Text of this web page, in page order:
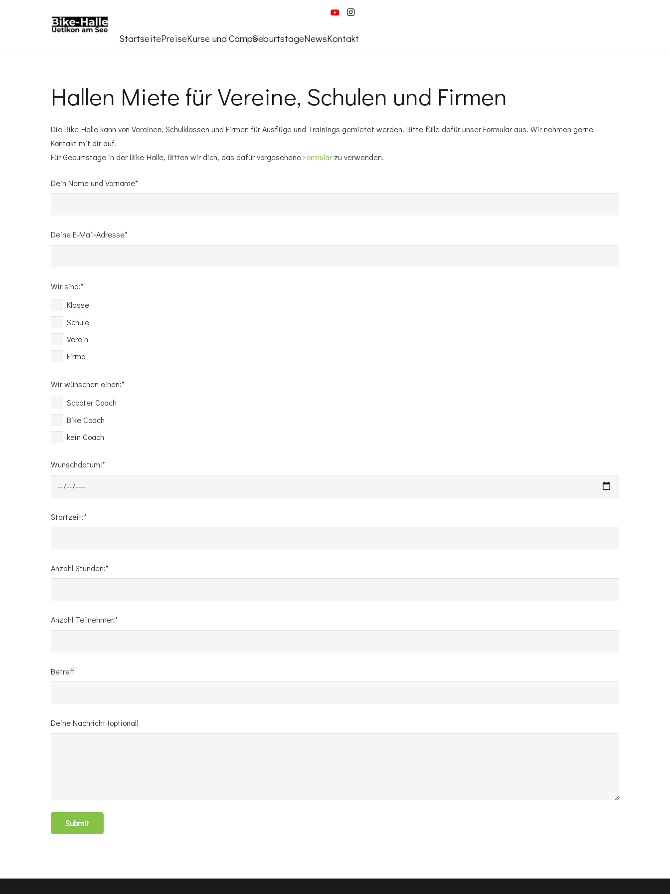
StartseitePreiseKurse und CampsGeburtstageNewsKontakt
Hallen Miete für Vereine, Schulen und Firmen
Die Bike-Halle kann von Vereinen, Schulklassen und Firmen für Ausflüge und Trainings gemietet werden. Bitte fülle dafür unser Formular aus. Wir nehmen gerne
Kontakt mit dir auf.
Für Geburtstage in der Bike-Halle, Bitten wir dich, das dafür vorgeseheneFormularzu verwenden.
Dein Name und Vorname*
Deine E-Mail-Adresse*
Wir sind:*
Klasse
Schule
Verein
Firma
Wir wünschen einen:*
Scooter Coach
Bike Coach
kein Coach
Wunschdatum:*
Startzeit:*
Anzahl Stunden:*
Anzahl Teilnehmer:*
Betreff
Deine Nachricht (optional)